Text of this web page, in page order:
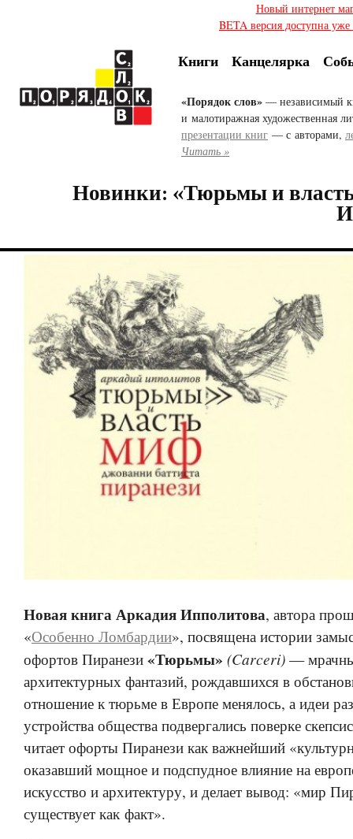
Новый интернет
BETA версия доступна
Книги Канцелярка
«Порядок слов» — независимый
и малотиражная художественная
презентации книг — с авторами,
Читать »
Новинки: «Тюрьмы и
Новая книга Аркадия Ипполитова, автора
«Особенно Ломбардии», посвящена истории
офортов Пиранези «Тюрьмы» (Carceri) —
архитектурных фантазий, рождавшихся в
отношение к тюрьме в Европе менялось, а идеи
устройства общества подвергались поверке
читает офорты Пиранези как важнейший
оказавший мощное и подспудное влияние на
искусство и архитектуру, и делает вывод: «мир
существует как факт».